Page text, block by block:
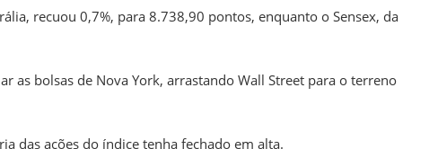
recuou 0,7%, para 8.738,90 pontos, enquanto o Sensex, da
as bolsas de Nova York, arrastando Wall Street para o terreno
das ações do índice tenha fechado em alta.